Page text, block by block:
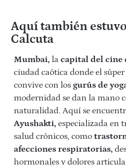
Aquí también
Calcuta
Mumbai, la capital del cine
ciudad caótica donde el
convive con los gurús de
modernidad se dan la mano
naturalidad. Aquí se
Ayushakti, especializada en
salud crónicos, como
afecciones respiratorias,
hormonales y dolores